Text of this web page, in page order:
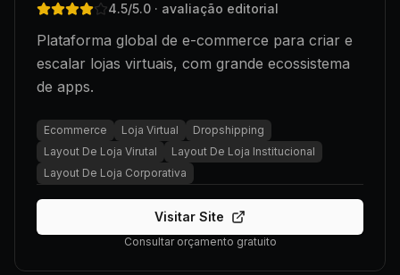
4.5/5.0 · avaliação editorial
Plataforma global de e-commerce para criar e
escalar lojas virtuais, com grande ecossistema
de apps.
Ecommerce Loja Virtual
Dropshipping
Layout De Loja Virutal
Layout De Loja Institucional
Layout De Loja Corporativa
Visitar Site
Consultar orçamento gratuito